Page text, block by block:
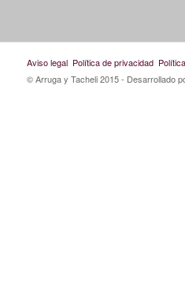
Aviso legal Política de privacidad
© Arruga y Tacheli 2015- Desarrollado